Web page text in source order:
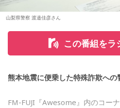
■令和8年8月8日の「8」が並ぶ日
2026年8月8日は、「令和8年8月
もちろん、安全な旅行のために
し、余裕を持ったスケジュール
（写真左から）Mrs. GREEN
井滉斗
＜番組概要＞
若井：すごかったよ！ ステージ
藤澤：そうだよね！
山梨県警察 渡邉佳彦さん
この番組をラ
熊本地震に便乗した特殊詐欺への
FM-FUJI『Awesome』内のコー